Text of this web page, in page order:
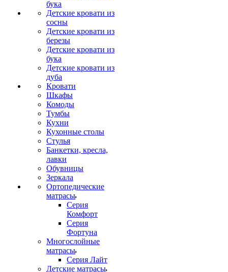
бука
Детские кровати из
сосны
Детские кровати из
березы
Детские кровати из
бука
Детские кровати из
дуба
Кровати
Шкафы
Комоды
Тумбы
Кухни
Кухонные столы
Стулья
Банкетки, кресла,
лавки
Обувницы
Зеркала
Ортопедические
матрасы
Серия
Комфорт
Серия
Фортуна
Многослойные
матрасы
Серия Лайт
Детские матрасы